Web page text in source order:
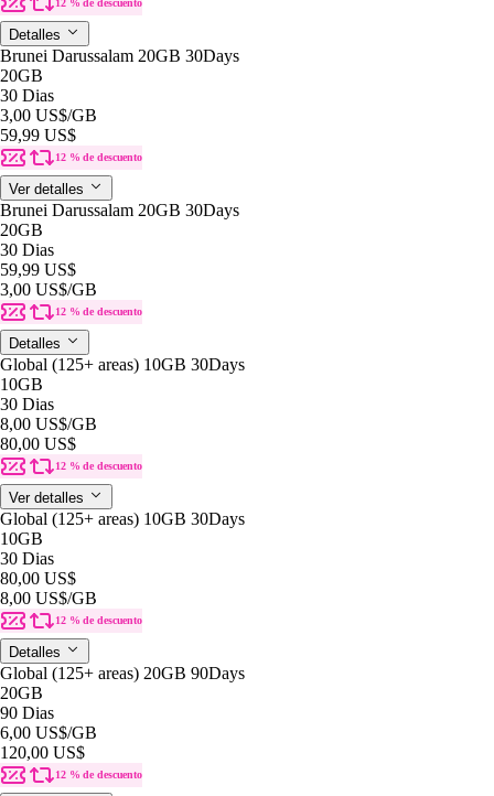
Detalles
Brunei Darussalam 20GB 30Days
20GB
30 Dias
3,00 US$/GB
59,99 US$
12 % de descuento
Ver detalles
Brunei Darussalam 20GB 30Days
20GB
30 Dias
59,99 US$
3,00 US$/GB
12 % de descuento
Detalles
Global (125+ areas) 10GB 30Days
10GB
30 Dias
8,00 US$/GB
80,00 US$
12 % de descuento
Ver detalles
Global (125+ areas) 10GB 30Days
10GB
30 Dias
80,00 US$
8,00 US$/GB
12 % de descuento
Detalles
Global (125+ areas) 20GB 90Days
20GB
90 Dias
6,00 US$/GB
120,00 US$
12 % de descuento